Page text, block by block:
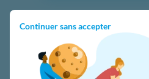
Continuer sans accepter